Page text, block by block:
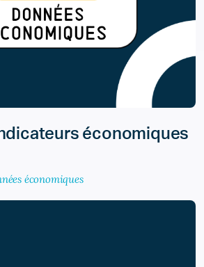
économiques
économiques